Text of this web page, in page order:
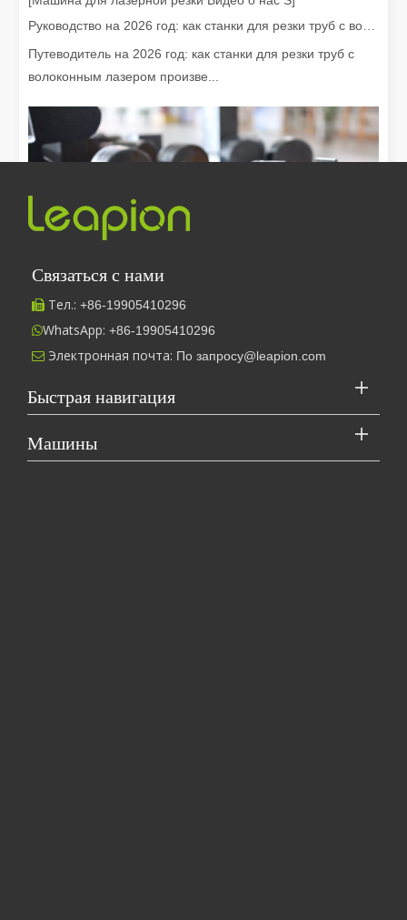
Отпрыгнув от суеты и суеты, мы отправляемся в
В настоящее время Leapion демонстрирует свое лазерное
Путеводитель на 2026 год: как станки для резки труб с
волоконным лазером произве...
[Машина для лазерной резки Видео о нас S]
Как выбрать партнера по работе: станок для лазерной резки
широко используемый в металлооб...
Связаться с нами
 Тел.: +86-19905410296
WhatsApp: +86-19905410296
 Электронная почта: По запросу@leapion.com
Быстрая навигация
Машины